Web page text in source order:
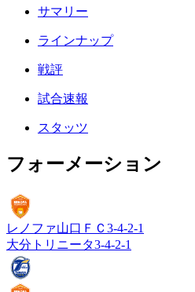
サマリー
ラインナップ
戦評
試合速報
スタッツ
フォーメーション
レノファ山口ＦＣ 3-4-2-1
大分トリニータ3-4-2-1